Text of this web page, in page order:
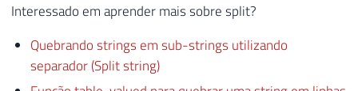
Interessado em aprender mais sobre split?
Quebrando strings em sub-strings utilizando
separador (Split string)